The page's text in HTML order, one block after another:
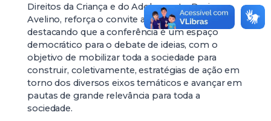
Direitos da Criança e do Adolescente, Davi
Avelino, reforça o convite aos santa-vitorienses,
destacando que a conferência é um espaço
democrático para o debate de ideias, com o
objetivo de mobilizar toda a sociedade para
construir, coletivamente, estratégias de ação em
torno dos diversos eixos temáticos e avançar em
pautas de grande relevância para toda a
sociedade.